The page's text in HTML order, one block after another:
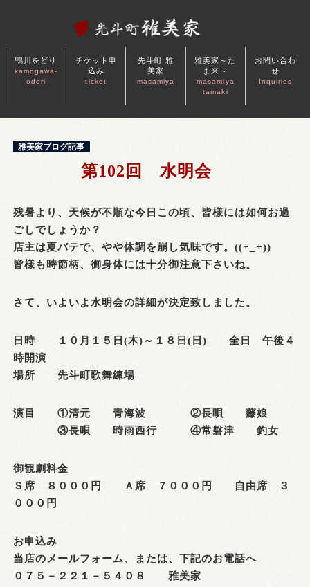
鴨川をどり
kamogawa-
odori
チケット申
込み
ticket
先斗町 雅
美家
masamiya
雅美家～た
ま来～
masamiya
tamaki
お問い合わ
せ
Inquiries
雅美家ブログ記事
第102回 水明会
残暑より、天候が不順な今日この頃、皆様には如何お過
ごしでしょうか？
店主は夏バテで、やや体調を崩し気味です。((+_+))
皆様も時節柄、御身体には十分御注意下さいね。
さて、いよいよ水明会の詳細が決定致しました。
日時 １０月１５日(木)～１８日(日) 全日 午後４
時開演
場所 先斗町歌舞練場
演目 ①清元 青海波 ②長唄 藤娘
③長唄 時雨西行 ④常磐津 釣女
御観劇料金
Ｓ席 ８０００円 Ａ席 ７０００円 自由席 ３
０００円
お申込み
当店のメールフォーム、または、下記のお電話へ
０７５－２２１－５４０８ 雅美家